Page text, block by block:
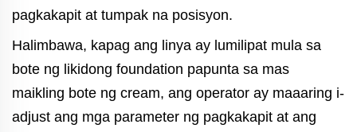
pagkakapit at tumpak na posisyon.
Halimbawa, kapag ang linya ay lumilipat mula sa
bote ng likidong foundation papunta sa mas
maikling bote ng cream, ang operator ay maaaring i-
adjust ang mga parameter ng pagkakapit at ang